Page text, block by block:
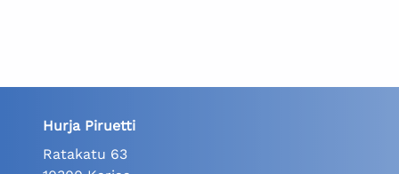
Hurja Piruetti
Ratakatu 63